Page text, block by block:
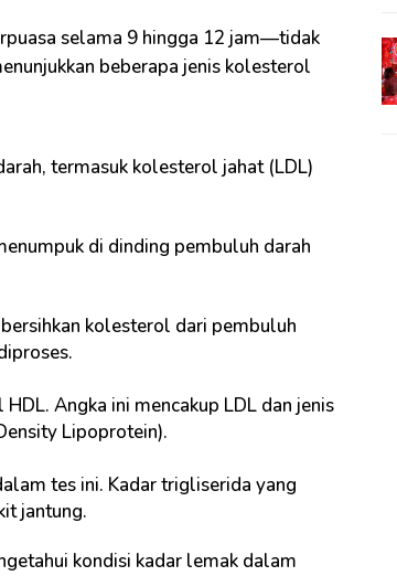
selama 9 hingga 12 jam—tidak
beberapa jenis kolesterol
termasuk kolesterol jahat (LDL)
di dinding pembuluh darah
kolesterol dari pembuluh
Angka ini mencakup LDL dan jenis
Lipoprotein).
tes ini. Kadar trigliserida yang
jantung.
kondisi kadar lemak dalam